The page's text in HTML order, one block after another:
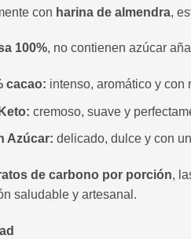
con harina de almendra,
100%, no contienen azúcar
cacao: intenso, aromático y con
cremoso, suave y
Azúcar: delicado, dulce y con
de carbono por porción,
saludable y artesanal.